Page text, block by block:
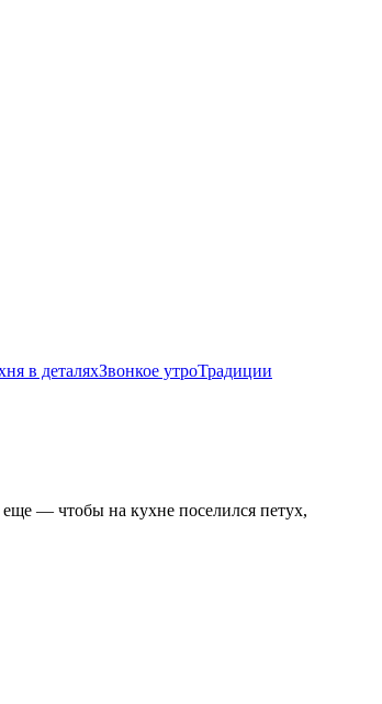
в деталяхЗвонкое утроТрадиции
еще — чтобы на кухне поселился петух,